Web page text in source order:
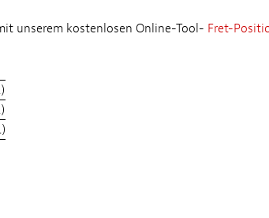
unserem kostenlosen Online-Tool- Fret-